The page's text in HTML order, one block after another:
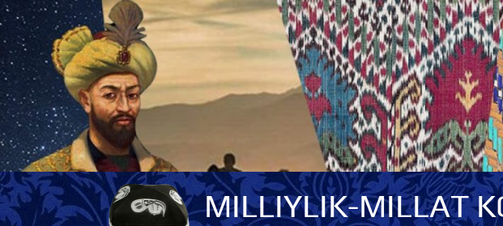
Skip
to
content
MILLIYLIK-MILLAT